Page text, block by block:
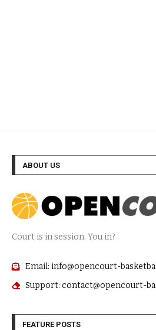
ABOUT US
Court is in session. You in?
Email: info@opencourt-
Support: contact@opencourt-
FEATURE POSTS